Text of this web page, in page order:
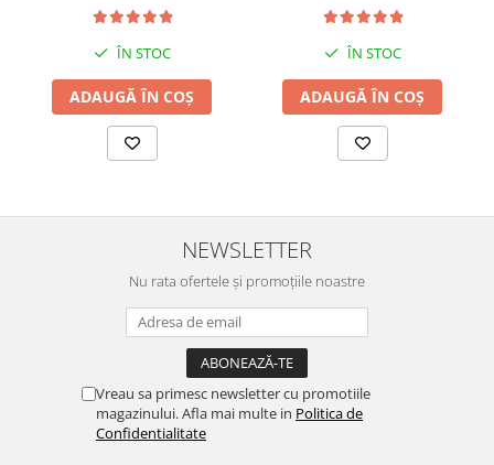
ÎN STOC
ADAUGĂ ÎN COȘ
ÎN STOC
ADAUGĂ ÎN COȘ
NEWSLETTER
Nu rata ofertele și promoțiile noastre
Vreau sa primesc newsletter cu promotiile
magazinului. Afla mai multe in Politica de
Confidentialitate